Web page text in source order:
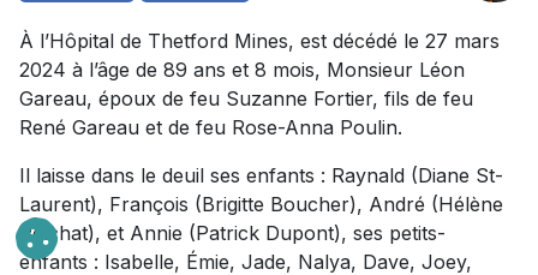
À l’Hôpital de Thetford Mines, est décédé le 27 mars
2024 à l’âge de 89 ans et 8 mois, Monsieur Léon
Gareau, époux de feu Suzanne Fortier, fils de feu
René Gareau et de feu Rose-Anna Poulin.
Il laisse dans le deuil ses enfants : Raynald (Diane St-
Laurent), François (Brigitte Boucher), André (Hélène
Pelchat), et Annie (Patrick Dupont), ses petits-
enfants : Isabelle, Émie, Jade, Nalya, Dave, Joey,